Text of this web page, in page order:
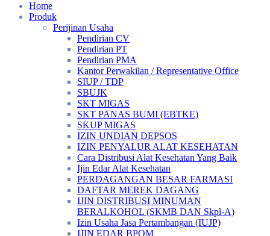
Home
Produk
Perijinan Usaha
Pendirian CV
Pendirian PT
Pendirian PMA
Kantor Perwakilan / Representative Office
SIUP / TDP
SBUJK
SKT MIGAS
SKT PANAS BUMI (EBTKE)
SKUP MIGAS
IZIN UNDIAN DEPSOS
IZIN PENYALUR ALAT KESEHATAN
Cara Distribusi Alat Kesehatan Yang Baik
Ijin Edar Alat Kesehatan
PERDAGANGAN BESAR FARMASI
DAFTAR MEREK DAGANG
IJIN DISTRIBUSI MINUMAN
BERALKOHOL (SKMB DAN Skpl-A)
Izin Usaha Jasa Pertambangan (IUJP)
IJIN EDAR BPOM